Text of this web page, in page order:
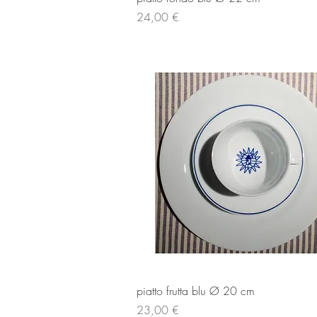
Prezzo
24,00 €
Vista rapida
piatto frutta blu Ø 20 cm
Prezzo
23,00 €